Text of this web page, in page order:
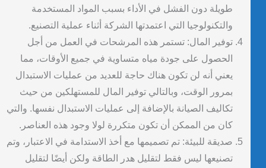
طويلة دون الفشل في الأداء بسبب المواد المستخدمة
والتكنولوجيا التي اعتمدتها الشركة أثناء عملية التصنيع.
توفير المال: تستمر هذه المرشحات في العمل من أجل
الحصول على جودة مياه متساوية في جميع الأوقات، مما
يعني أنه لن تكون هناك حاجة للعديد من عمليات الاستبدال
بمرور الوقت، وبالتالي توفير المال للمستهلكين من حيث
تكاليف الصيانة بالإضافة إلى عمليات الاستبدال نفسها. والتي
كان من الممكن أن تكون متكررة لولا وجود هذه العناصر.
صديقة للبيئة: تم تصميمها مع أخذ الاستدامة في الاعتبار، وتم
تصنيعها ليس فقط لتقليل هدر الطاقة ولكن أيضًا لتقليل